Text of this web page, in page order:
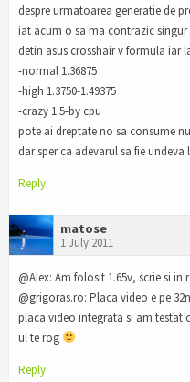
despre urmatoarea generatie de
iat acum o sa ma contrazic singur
detin asus crosshair v formula iar
-normal 1.36875
-high 1.3750-1.49375
-crazy 1.5-by cpu
pote ai dreptate no sa consume
dar sper ca adevarul sa fie
Reply
matose
1 July 2011
@Alex: Am folosit 1.65v, scrie si in
@grigoras.ro: Placa video e pe
placa video integrata si am testat
ul te rog
Reply